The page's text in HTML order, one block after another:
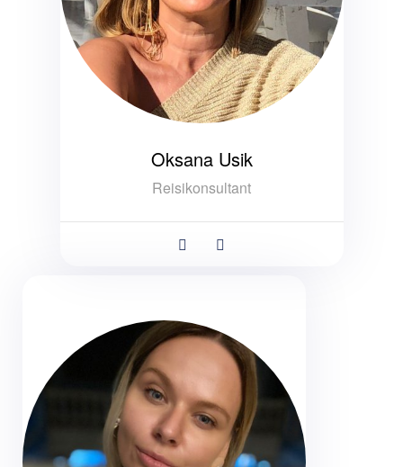
Oksana Usik
Reisikonsultant